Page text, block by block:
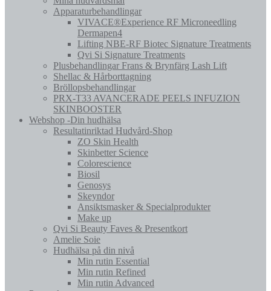
Apparaturbehandlingar
VIVACE®Experience RF Microneedling
Dermapen4
Lifting NBE-RF Biotec Signature Treatments
Qvi Si Signature Treatments
Plusbehandlingar Frans & Brynfärg Lash Lift
Shellac & Hårborttagning
Bröllopsbehandlingar
PRX-T33 AVANCERADE PEELS INFUZION
SKINBOOSTER
Webshop -Din hudhälsa
Resultatinriktad Hudvård-Shop
ZO Skin Health
Skinbetter Science
Colorescience
Biosil
Genosys
Skeyndor
Ansiktsmasker & Specialprodukter
Make up
Qvi Si Beauty Faves & Presentkort
Amelie Soie
Hudhälsa på din nivå
Min rutin Essential
Min rutin Refined
Min rutin Advanced